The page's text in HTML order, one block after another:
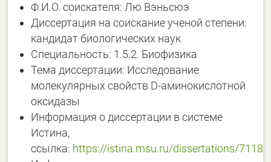
Ф.И.О. соискателя: Лю Вэньсюэ
Диссертация на соискание ученой степени:
кандидат биологических наук
Специальность: 1.5.2. Биофизика
Тема диссертации: Исследование
молекулярных свойств D-аминокислотной
оксидазы
Информация о диссертации в системе
Истина,
ссылка: https://istina.msu.ru/dissertations/